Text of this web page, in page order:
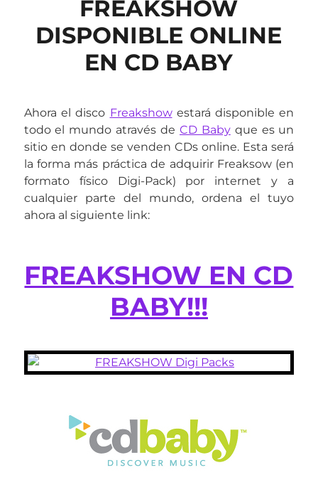
FREAKSHOW
DISPONIBLE ONLINE
EN CD BABY
Ahora el disco Freakshowestará disponible en
todo el mundo através de CD Babyque es un
sitio en donde se venden CDs online. Esta será
la forma más práctica de adquirir Freaksow (en
formato físico Digi-Pack) por internet y a
cualquier parte del mundo, ordena el tuyo
ahora al siguiente link:
FREAKSHOW EN CD
BABY!!!